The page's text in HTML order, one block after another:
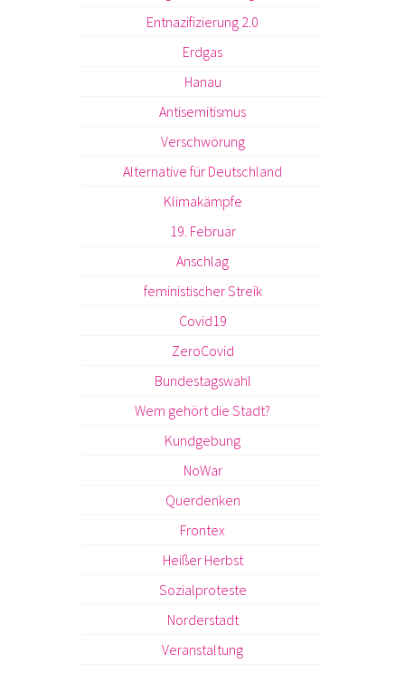
Entnazifizierung 2.0
Erdgas
Hanau
Antisemitismus
Verschwörung
Alternative für Deutschland
Klimakämpfe
19. Februar
Anschlag
feministischer Streik
Covid19
ZeroCovid
Bundestagswahl
Wem gehört die Stadt?
Kundgebung
NoWar
Querdenken
Frontex
Heißer Herbst
Sozialproteste
Norderstadt
Veranstaltung